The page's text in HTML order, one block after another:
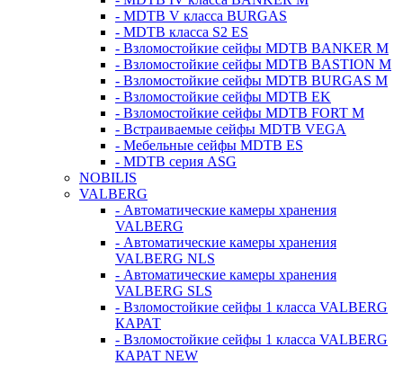
- MDTB V класса BURGAS
- MDTB класса S2 ES
- Взломостойкие сейфы MDTB BANKER M
- Взломостойкие сейфы MDTB BASTION M
- Взломостойкие сейфы MDTB BURGAS M
- Взломостойкие сейфы MDTB EK
- Взломостойкие сейфы MDTB FORT M
- Встраиваемые сейфы MDTB VEGA
- Мебельные сейфы MDTB ES
- MDTB серия ASG
NOBILIS
VALBERG
- Автоматические камеры хранения
VALBERG
- Автоматические камеры хранения
VALBERG NLS
- Автоматические камеры хранения
VALBERG SLS
- Взломостойкие сейфы 1 класса VALBERG
КАРАТ
- Взломостойкие сейфы 1 класса VALBERG
КАРАТ NEW